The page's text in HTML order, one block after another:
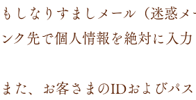
もしなりすましメール（迷惑
ンク先で個人情報を絶対に入力
また、お客さまのIDおよびパ